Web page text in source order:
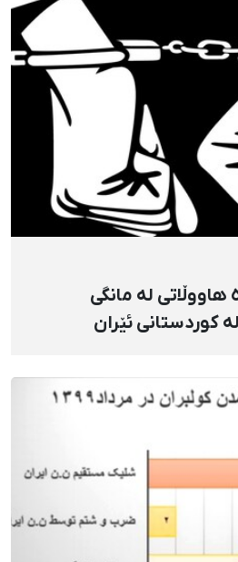
دەسبەسەرکردنی ٥١ هاووڵاتی لە مانگی